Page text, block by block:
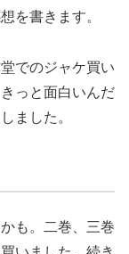
を書きます。
でのジャケ買い
っと面白いんだ
ました。
も。二巻、三巻